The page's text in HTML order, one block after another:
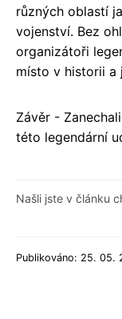
různých oblastí
vojenství. Bez
organizátoři
místo v historii a
Závěr -
této legendární
Našli jste v článku
Publikováno: 25. 05.